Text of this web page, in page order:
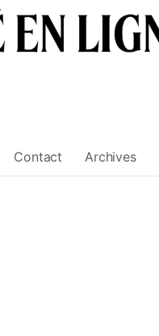
Contact Archives